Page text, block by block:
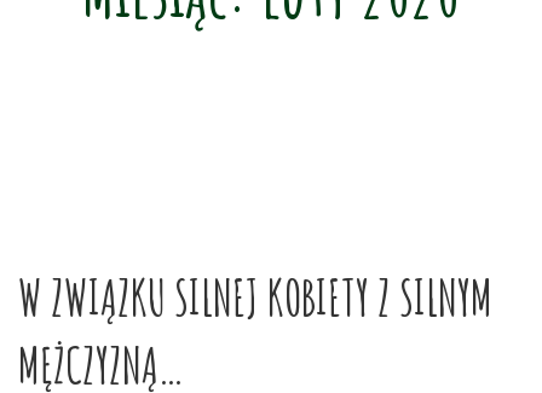
W ZWIĄZKU SILNEJ KOBIETY Z SILNYM
MĘŻCZYZNĄ…